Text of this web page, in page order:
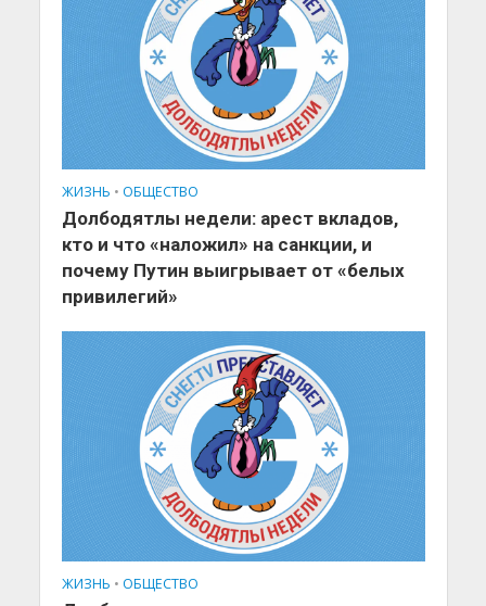
ЖИЗНЬ • ОБЩЕСТВО
Долбодятлы недели: арест вкладов,
кто и что «наложил» на санкции, и
почему Путин выигрывает от «белых
привилегий»
ЖИЗНЬ • ОБЩЕСТВО